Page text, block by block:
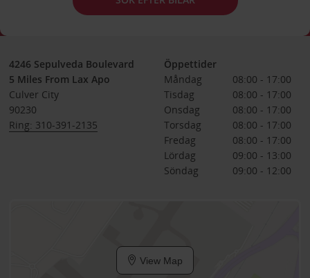
4246 Sepulveda Boulevard
5 Miles From Lax Apo
Culver City
90230
Ring: 310-391-2135
Öppettider
Måndag
08:00 - 17:00
Tisdag
08:00 - 17:00
Onsdag
08:00 - 17:00
Torsdag
08:00 - 17:00
Fredag
08:00 - 17:00
Lördag
09:00 - 13:00
Söndag
09:00 - 12:00
View Map